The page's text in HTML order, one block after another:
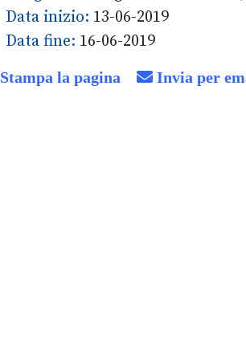
Data inizio: 13-06-2019
Data fine: 16-06-2019
Stampa la pagina Invia per